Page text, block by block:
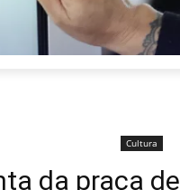
Cultura
da praça de